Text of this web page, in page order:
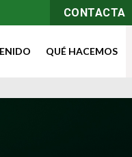
CONTACTA
QUÉ HACEMOS